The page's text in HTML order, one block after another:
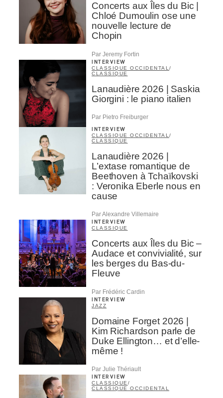
Concerts aux Îles du Bic |
Chloé Dumoulin ose une
nouvelle lecture de
Chopin
Par Jeremy Fortin
INTERVIEW
CLASSIQUE OCCIDENTAL /
CLASSIQUE
Lanaudière 2026 | Saskia
Giorgini : le piano italien
Par Pietro Freiburger
INTERVIEW
CLASSIQUE OCCIDENTAL /
CLASSIQUE
Lanaudière 2026 |
L’extase romantique de
Beethoven à Tchaïkovski
: Veronika Eberle nous en
cause
Par Alexandre Villemaire
INTERVIEW
CLASSIQUE
Concerts aux Îles du Bic –
Audace et convivialité, sur
les berges du Bas-du-
Fleuve
Par Frédéric Cardin
INTERVIEW
JAZZ
Domaine Forget 2026 |
Kim Richardson parle de
Duke Ellington… et d’elle-
même !
Par Julie Thériault
INTERVIEW
CLASSIQUE /
CLASSIQUE OCCIDENTAL